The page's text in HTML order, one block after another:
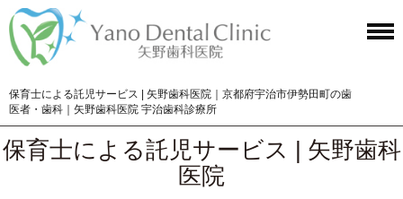
保育士による託児サービス | 矢野歯科医院｜京都府宇治市伊勢田町の歯
医者・歯科｜矢野歯科医院 宇治歯科診療所
保育士による託児サービス | 矢野歯科
医院